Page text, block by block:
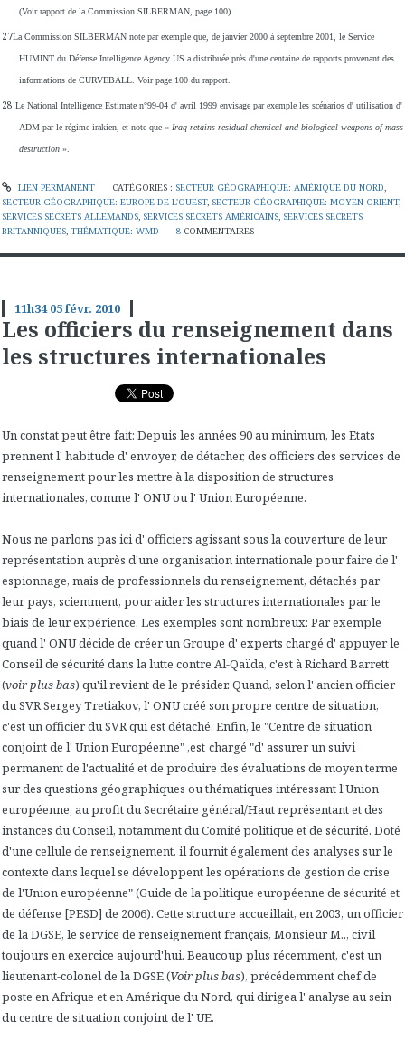
(Voir rapport de la Commission SILBERMAN, page 100).
27La Commission SILBERMAN note par exemple que, de janvier 2000 à septembre 2001, le Service
HUMINT du Défense Intelligence Agency US a distribuée près d'une centaine de rapports provenant des
informations de CURVEBALL. Voir page 100 du rapport.
28 Le National Intelligence Estimate n°99-04 d' avril 1999 envisage par exemple les scénarios d' utilisation d'
ADM par le régime irakien, et note que « Iraq retains residual chemical and biological weapons of mass
destruction».
LIEN PERMANENT CATÉGORIES : SECTEUR GÉOGRAPHIQUE: AMÉRIQUE DU NORD,
SECTEUR GÉOGRAPHIQUE: EUROPE DE L'OUEST, SECTEUR GÉOGRAPHIQUE: MOYEN-ORIENT,
SERVICES SECRETS ALLEMANDS, SERVICES SECRETS AMÉRICAINS, SERVICES SECRETS
BRITANNIQUES, THÉMATIQUE: WMD 8 COMMENTAIRES
11h34 05févr. 2010
Les officiers du renseignement dans
les structures internationales
Un constat peut être fait: Depuis les années 90 au minimum, les Etats
prennent l' habitude d' envoyer, de détacher, des officiers des services de
renseignement pour les mettre à la disposition de structures
internationales, comme l' ONU ou l' Union Européenne.
Nous ne parlons pas ici d' officiers agissant sous la couverture de leur
représentation auprès d'une organisation internationale pour faire de l'
espionnage, mais de professionnels du renseignement, détachés par
leur pays, sciemment, pour aider les structures internationales par le
biais de leur expérience. Les exemples sont nombreux: Par exemple
quand l' ONU décide de créer un Groupe d' experts chargé d' appuyer le
Conseil de sécurité dans la lutte contre Al-Qaïda, c'est à Richard Barrett
(voir plus bas) qu'il revient de le présider. Quand, selon l' ancien officier
du SVR Sergey Tretiakov, l' ONU créé son propre centre de situation,
c'est un officier du SVR qui est détaché. Enfin, le "Centre de situation
conjoint de l' Union Européenne" ,est chargé "d' assurer un suivi
permanent de l'actualité et de produire des évaluations de moyen terme
sur des questions géographiques ou thématiques intéressant l'Union
européenne, au profit du Secrétaire général/Haut représentant et des
instances du Conseil, notamment du Comité politique et de sécurité. Doté
d'une cellule de renseignement, il fournit également des analyses sur le
contexte dans lequel se développent les opérations de gestion de crise
de l'Union européenne"(Guide de la politique européenne de sécurité et
de défense [PESD] de 2006). Cette structure accueillait, en 2003, un officier
de la DGSE, le service de renseignement français, Monsieur M.., civil
toujours en exercice aujourd'hui. Beaucoup plus récemment, c'est un
lieutenant-colonel de la DGSE (Voir plus bas), précédemment chef de
poste en Afrique et en Amérique du Nord, qui dirigea l' analyse au sein
du centre de situation conjoint de l' UE.